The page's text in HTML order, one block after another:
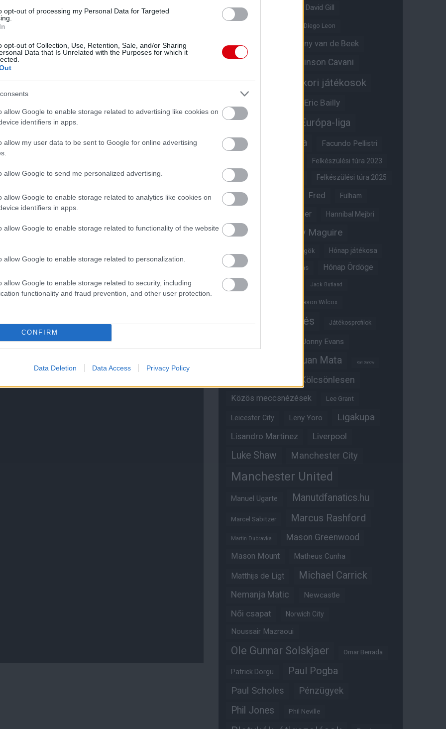
opt-out of processing my Personal Data for Targeted
opt-out of Collection, Use, Retention, Sale, and/or Sharing
Data that Is Unrelated with the Purposes for which it
allow Google to enable storage related to advertising like cookies on
identifiers in apps.
allow my user data to be sent to Google for online advertising
allow Google to send me personalized advertising.
allow Google to enable storage related to analytics like cookies on
identifiers in apps.
allow Google to enable storage related to functionality of the website
allow Google to enable storage related to personalization.
allow Google to enable storage related to security, including
functionality and fraud prevention, and other user protection.
CONFIRM
Data Deletion Data Access Privacy Policy
működését!
David De Gea David Gill
Diego Leon
Diogo Dalot
Donny van de Beek
Edinson Cavani
Edzői stáb Egykori játékosok
Eric Bailly
Erik ten Hag Európa-liga
Everton FA-kupa Facundo Pellistri
Felkészülési túra 2023
Felkészülési túra 2024 Felkészülési túra 2025
Felkészülési túra 2026 Fred Fulham
Glazer Hannibal Mejbri
Harry Amass Harry Maguire
Híres magyar Vörös Ördögök Hónap játékosa
Hónap legjobbja szavazás Hónap Ördöge
Hull City Jack Butland
Jason Wilcox
Játékosértékelés Játékosprofilok
Jonny Evans
Juan Mata Karl Darlow
Kölcsönlesen
Közös meccsnézések Lee Grant
Leicester City Leny Yoro Ligakupa
Lisandro Martinez Liverpool
Luke Shaw Manchester City
Manchester United
Manuel Ugarte Manutdfanatics.hu
Marcel Sabitzer Marcus Rashford
Martin Dubravka Mason Greenwood
Mason Mount Matheus Cunha
Matthijs de Ligt Michael Carrick
Nemanja Matic Newcastle
Női csapat Norwich City
Noussair Mazraoui
Ole Gunnar Solskjaer Omar Berrada
Patrick Dorgu Paul Pogba
Paul Scholes Pénzügyek
Phil Jones Phil Neville